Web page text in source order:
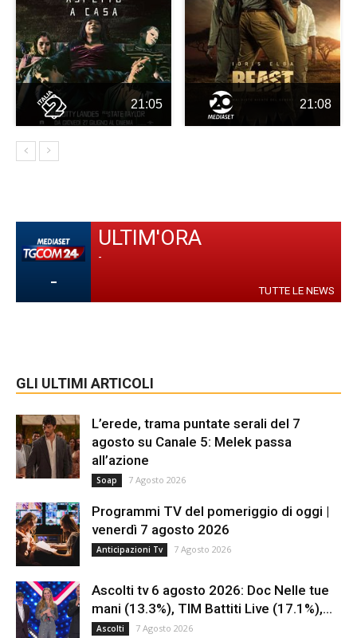
21:05 21:08
-
ULTIM'ORA
-
TUTTE LE NEWS
GLI ULTIMI ARTICOLI
L’erede, trama puntate serali del 7
agosto su Canale 5: Melek passa
all’azione
Soap 7 Agosto 2026
Programmi TV del pomeriggio di oggi |
venerdì 7 agosto 2026
Anticipazioni Tv 7 Agosto 2026
Ascolti tv 6 agosto 2026: Doc Nelle tue
mani (13.3%), TIM Battiti Live (17.1%),...
Ascolti 7 Agosto 2026